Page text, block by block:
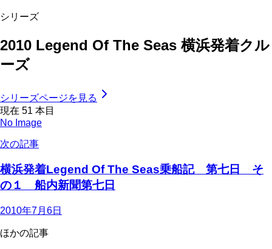
シリーズ
2010 Legend Of The Seas 横浜発着クル
ーズ
シリーズページを見る
現在 51 本目
No Image
次の記事
横浜発着Legend Of The Seas乗船記 第七日 そ
の１ 船内新聞第七日
2010年7月6日
ほかの記事